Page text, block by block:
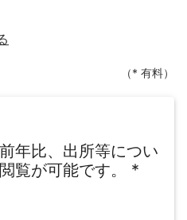
（* 有料）
年比、出所等につい
覧が可能です。
*